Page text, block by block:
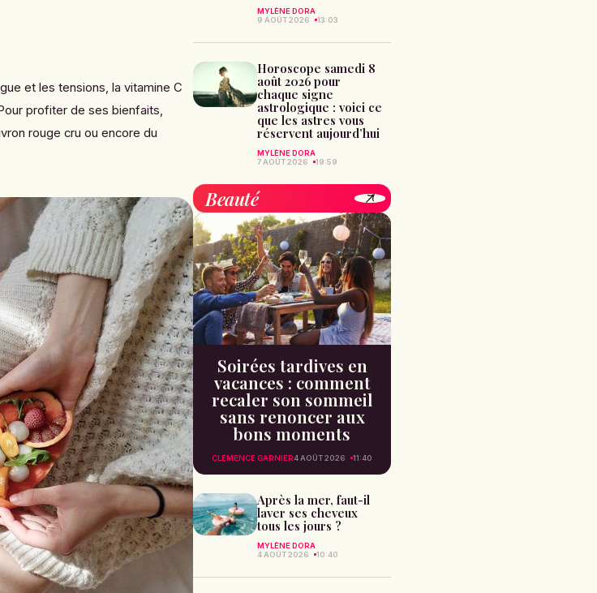
et les tensions, la vitamine C
profiter de ses bienfaits,
rouge cru ou encore du
MYLÈNE DORA
9 AOÛT 2026
13:03
Horoscope samedi 8
août 2026 pour
chaque signe
astrologique : voici ce
que les astres vous
réservent aujourd’hui
MYLÈNE DORA
7 AOÛT 2026
19:59
Beauté
Soirées tardives en
vacances : comment
recaler son sommeil
sans renoncer aux
bons moments
CLÉMENCE GARNIER4 AOÛT 2026 11:40
Après la mer, faut-il
laver ses cheveux
tous les jours ?
MYLÈNE DORA
4 AOÛT 2026
10:40